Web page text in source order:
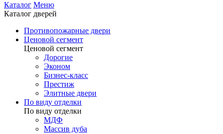
Каталог Меню
Каталог дверей
Противопожарные двери
Ценовой сегмент
Ценовой сегмент
Дорогие
Эконом
Бизнес-класс
Престиж
Элитные двери
По виду отделки
По виду отделки
МДФ
Массив дуба